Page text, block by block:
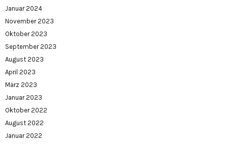
Januar 2024
November 2023
Oktober 2023
September 2023
August 2023
April 2023
März 2023
Januar 2023
Oktober 2022
August 2022
Januar 2022